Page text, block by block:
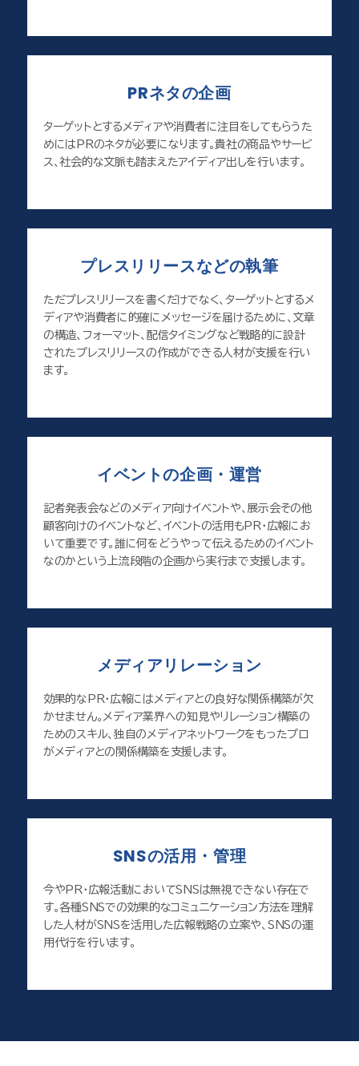
PRネタの企画
ターゲットとするメディアや消費者に注目をしてもらうた
めにはPRのネタが必要になります。貴社の商品やサービ
ス、社会的な文脈も踏まえたアイディア出しを行います。
プレスリリースなどの執筆
ただプレスリリースを書くだけでなく、ターゲットとするメ
ディアや消費者に的確にメッセージを届けるために、文章
の構造、フォーマット、配信タイミングなど戦略的に設計
されたプレスリリースの作成ができる人材が支援を行い
ます。
イベントの企画・運営
記者発表会などのメディア向けイベントや、展示会その他
顧客向けのイベントなど、イベントの活用もPR・広報にお
いて重要です。誰に何をどうやって伝えるためのイベント
なのかという上流段階の企画から実行まで支援します。
メディアリレーション
効果的なPR・広報にはメディアとの良好な関係構築が欠
かせません。メディア業界への知見やリレーション構築の
ためのスキル、独自のメディアネットワークをもったプロ
がメディアとの関係構築を支援します。
SNSの活用・管理
今やPR・広報活動においてSNSは無視できない存在で
す。各種SNSでの効果的なコミュニケーション方法を理解
した人材がSNSを活用した広報戦略の立案や、SNSの運
用代行を行います。